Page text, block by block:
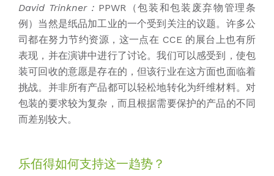
David Trinkner： PPWR（包装和包装废弃物管理条
例）当然是纸品加工业的一个受到关注的议题。许多公
司都在努力节约资源，这一点在 CCE 的展台上也有所
表现，并在演讲中进行了讨论。我们可以感受到，使包
装可回收的意愿是存在的，但该行业在这方面也面临着
挑战。并非所有产品都可以轻松地转化为纤维材料。对
包装的要求较为复杂，而且根据需要保护的产品的不同
而差别较大。
乐佰得如何支持这一趋势？